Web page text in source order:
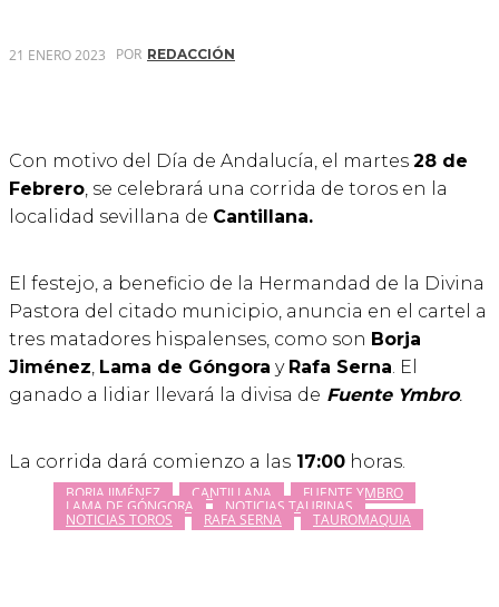
21 ENERO 2023 POR REDACCIÓN
Con motivo del Día de Andalucía, el martes 28 de
Febrero , se celebrará una corrida de toros en la
localidad sevillana de Cantillana.
El festejo, a beneficio de la Hermandad de la Divina
Pastora del citado municipio, anuncia en el cartel a
tres matadores hispalenses, como son Borja
Jiménez Lama de Góngora y Rafa Serna . El
ganado a lidiar llevará la divisa de Fuente Ymbro.
La corrida dará comienzo a las 17:00 horas.
BORJA JIMÉNEZ CANTILLANA FUENTE YMBRO
LAMA DE GÓNGORA NOTICIAS TAURINAS
NOTICIAS TOROS RAFA SERNA TAUROMAQUIA